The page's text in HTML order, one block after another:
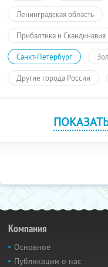
Ленинградская область
Прибалтика и Скандинавия
Санкт-Петербург
Другие города России
Компания
Основное
Публикации о нас